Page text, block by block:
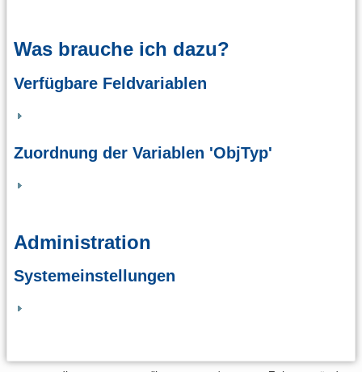
Was brauche ich dazu?
Verfügbare Feldvariablen
Zuordnung der Variablen 'ObjTyp'
Administration
Systemeinstellungen